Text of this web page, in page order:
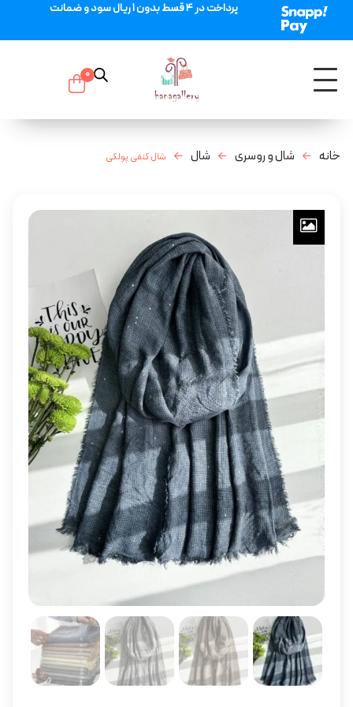
پرداخت در 4 قسط بدون 1 ریال سود و ضمانت
0
خانه شال و روسری شال شال کنفی پولکی